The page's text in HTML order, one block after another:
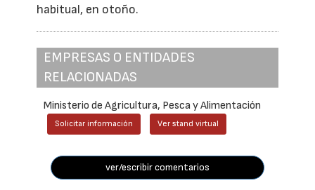
habitual, en otoño.
EMPRESAS O ENTIDADES
RELACIONADAS
Ministerio de Agricultura, Pesca y Alimentación
Solicitar información Ver stand virtual
ver/escribir comentarios